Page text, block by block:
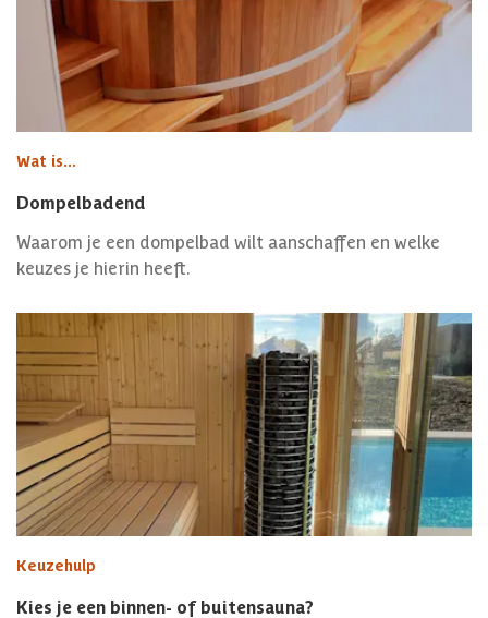
Wat is...
Dompelbadend
Waarom je een dompelbad wilt aanschaffen en welke
keuzes je hierin heeft.
Keuzehulp
Kies je een binnen- of buitensauna?